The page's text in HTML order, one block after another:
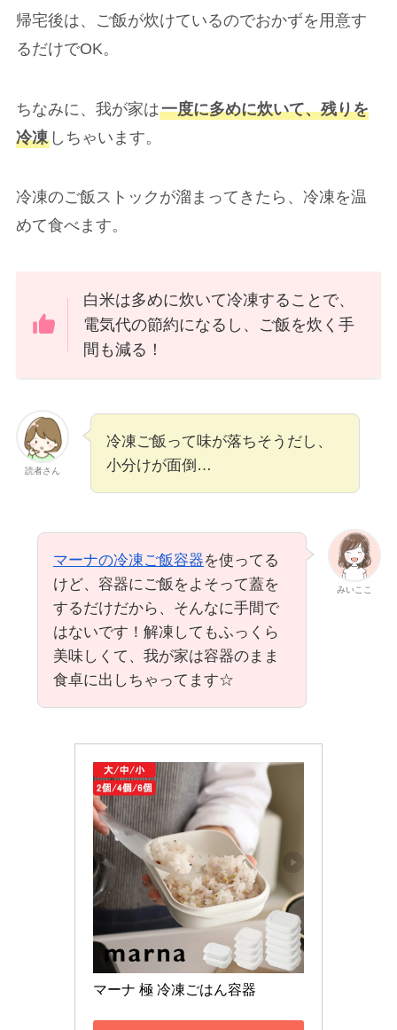
帰宅後は、ご飯が炊けているのでおかずを用意す
るだけでOK。
ちなみに、我が家は一度に多めに炊いて、残りを
冷凍しちゃいます。
冷凍のご飯ストックが溜まってきたら、冷凍を温
めて食べます。
白米は多めに炊いて冷凍することで、
電気代の節約になるし、ご飯を炊く手
間も減る！
読者さん
冷凍ご飯って味が落ちそうだし、
小分けが面倒…
みいここ
マーナの冷凍ご飯容器を使ってる
けど、容器にご飯をよそって蓋を
するだけだから、そんなに手間で
はないです！解凍してもふっくら
美味しくて、我が家は容器のまま
食卓に出しちゃってます☆
マーナ 極 冷凍ごはん容器